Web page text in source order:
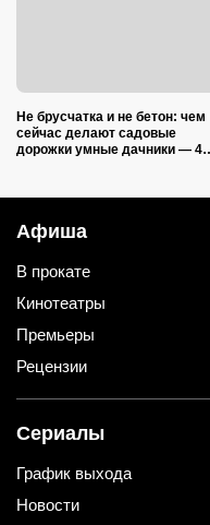
Не брусчатка и не бетон: чем
сейчас делают садовые
дорожки умные дачники — 4
Афиша
В прокате
Кинотеатры
Премьеры
Рецензии
Сериалы
График выхода
Новости